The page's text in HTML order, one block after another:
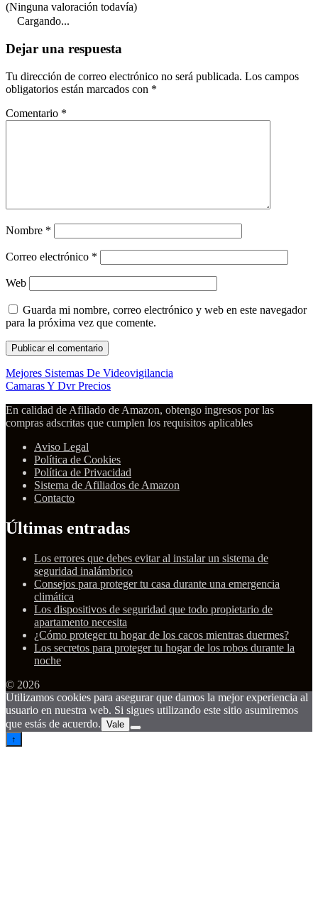
(Ninguna valoración todavía)
Cargando...
Dejar una respuesta
Tu dirección de correo electrónico no será publicada. Los campos
obligatorios están marcados con *
Comentario *
Nombre *
Correo electrónico *
Web
Guarda mi nombre, correo electrónico y web en este navegador
para la próxima vez que comente.
Mejores Sistemas De Videovigilancia
Camaras Y Dvr Precios
En calidad de Afiliado de Amazon, obtengo ingresos por las
compras adscritas que cumplen los requisitos aplicables
Aviso Legal
Política de Cookies
Política de Privacidad
Sistema de Afiliados de Amazon
Contacto
Últimas entradas
Los errores que debes evitar al instalar un sistema de
seguridad inalámbrico
Consejos para proteger tu casa durante una emergencia
climática
Los dispositivos de seguridad que todo propietario de
apartamento necesita
¿Cómo proteger tu hogar de los cacos mientras duermes?
Los secretos para proteger tu hogar de los robos durante la
noche
© 2026
Utilizamos cookies para asegurar que damos la mejor experiencia al
usuario en nuestra web. Si sigues utilizando este sitio asumiremos
que estás de acuerdo. Vale
↑